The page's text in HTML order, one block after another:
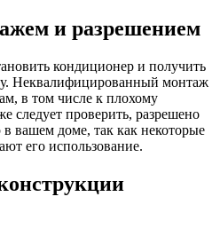
и разрешением
кондиционер и получить
Неквалифицированный монтаж
в том числе к плохому
следует проверить, разрешено
вашем доме, так как некоторые
его использование.